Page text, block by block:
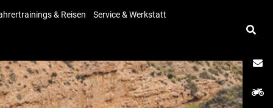
& Reisen Service & Werkstatt